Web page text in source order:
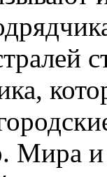
Мира и